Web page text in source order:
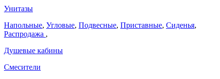
Унитазы
Напольные, Угловые, Подвесные, Приставные, Сиденья,
Распродажа ,
Душевые кабины
Смесители